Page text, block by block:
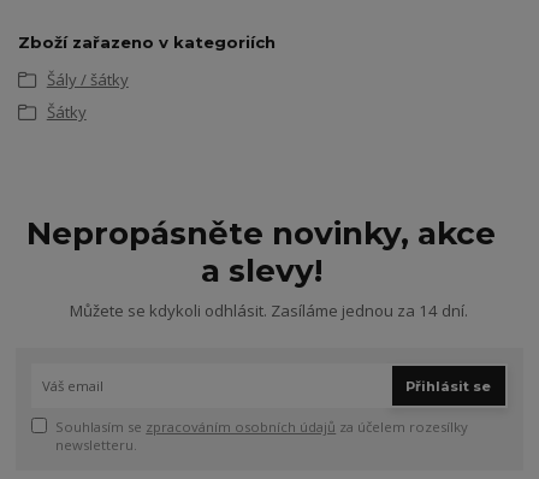
Zboží zařazeno v kategoriích
Šály / šátky
Šátky
Nepropásněte novinky, akce
a slevy!
Můžete se kdykoli odhlásit. Zasíláme jednou za 14 dní.
Přihlásit se
Souhlasím se zpracováním osobních údajů za účelem rozesílky
newsletteru.